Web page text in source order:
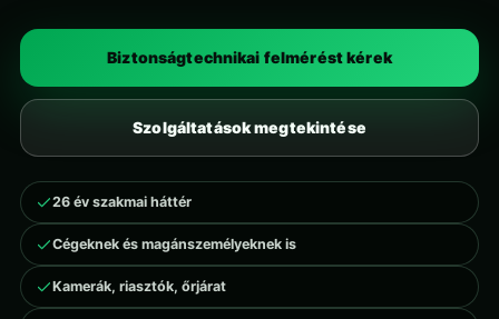
Biztonságtechnikai felmérést kérek
Szolgáltatások megtekintése
26 év szakmai háttér
Cégeknek és magánszemélyeknek is
Kamerák, riasztók, őrjárat